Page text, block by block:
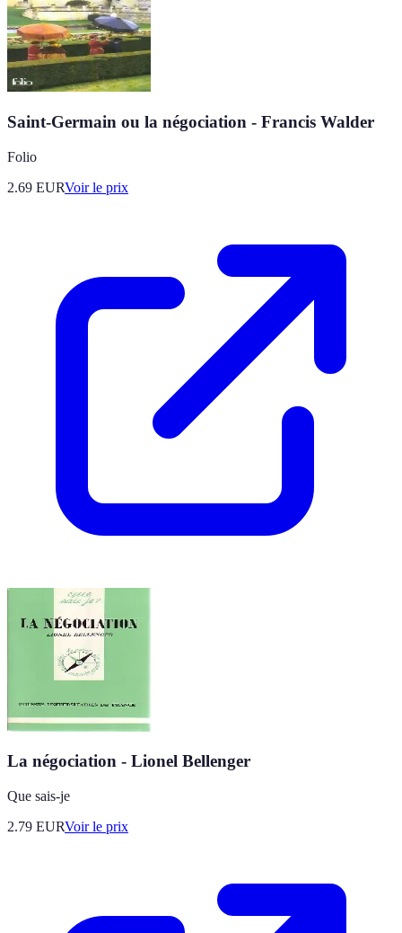
Saint-Germain ou la négociation - Francis Walder
Folio
2.69 EURVoir le prix
La négociation - Lionel Bellenger
Que sais-je
2.79 EURVoir le prix